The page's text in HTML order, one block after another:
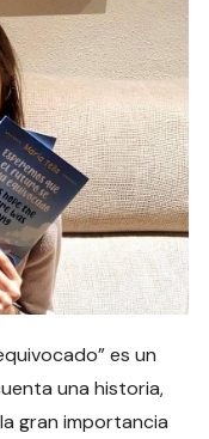
es un
una historia,
gran importancia